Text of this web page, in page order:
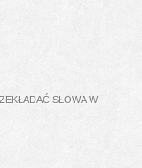
SŁOWA W